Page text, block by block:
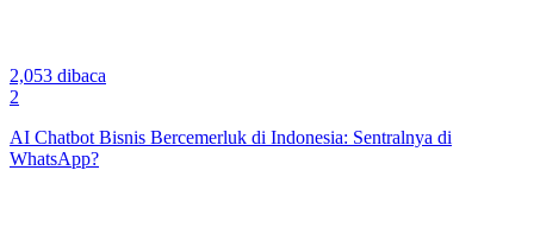
2,053 dibaca
2
AI Chatbot Bisnis Bercemerluk di Indonesia: Sentralnya di
WhatsApp?